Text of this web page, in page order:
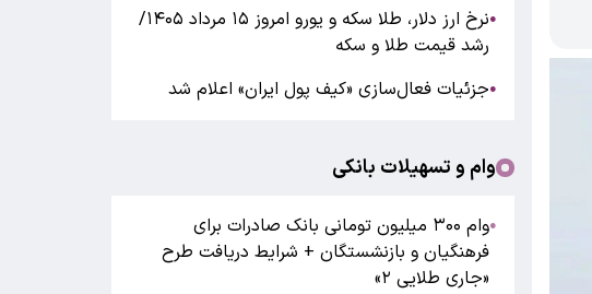
●
نرخ ارز دلار، طلا سکه و یورو امروز ۱۵ مرداد ۱۴۰۵/
رشد قیمت طلا و سکه
●جزئیات فعال‌سازی «کیف پول ایران» اعلام شد
وام و تسهیلات بانکی
●
وام ۳۰۰ میلیون تومانی بانک صادرات برای
فرهنگیان و بازنشستگان + شرایط دریافت طرح
«جاری طلایی ۲»